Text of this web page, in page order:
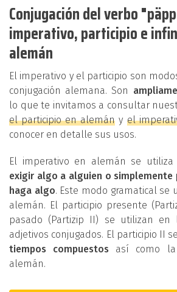
Conjugación del verbo
imperativo, participio e
alemán
El imperativo y el participio son
conjugación alemana. Son
lo que te invitamos a consultar
el participio en alemán y el
conocer en detalle sus usos.
El imperativo en alemán se utiliza
exigir algo a alguien o simplemente
haga algo. Este modo gramatical se
alemán. El participio presente
pasado (Partizip II) se utilizan en
adjetivos conjugados. El participio II
tiempos compuestos así como la
alemán.